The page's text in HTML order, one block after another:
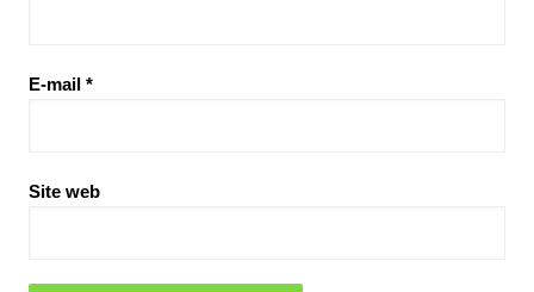
E-mail *
Site web